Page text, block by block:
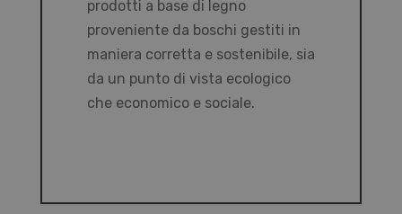
prodotti a base di legno
proveniente da boschi gestiti in
maniera corretta e sostenibile, sia
da un punto di vista ecologico
che economico e sociale.